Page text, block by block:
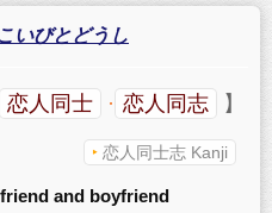
いびとどうし
恋人同士 · 恋人同志 】
恋人同士志 Kanji
and boyfriend